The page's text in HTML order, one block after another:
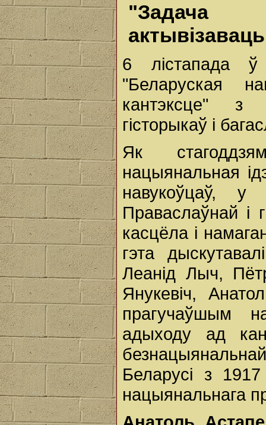
"Задача
6 лістапада
"Беларуская
кантэксце" з
гісторыкаў і
Як
нацыянальная
навукоўцаў, у
Праваслаўнай і
касцёла і
гэта
Леанід Лыч,
Янукевіч,
прагучаўшым
адыходу ад
Беларусі з
нацыянальнага